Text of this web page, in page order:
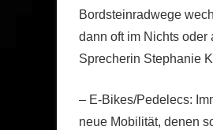
Bordsteinradwege
dann oft im Nichts oder
Sprecherin Stephanie
– E-Bikes/Pedelecs:
neue Mobilität, denen